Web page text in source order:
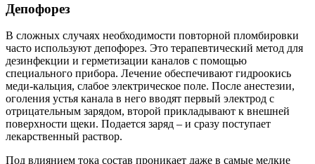
Депофорез
В сложных случаях необходимости повторной пломбировки
часто используют депофорез. Это терапевтический метод для
дезинфекции и герметизации каналов с помощью
специального прибора. Лечение обеспечивают гидроокись
меди-кальция, слабое электрическое поле. После анестезии,
оголения устья канала в него вводят первый электрод с
отрицательным зарядом, второй прикладывают к внешней
поверхности щеки. Подается заряд – и сразу поступает
лекарственный раствор.
Под влиянием тока состав проникает даже в самые мелкие